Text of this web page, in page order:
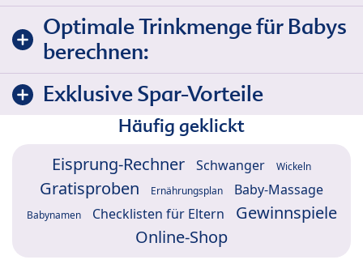
Optimale Trinkmenge für Babys
berechnen:
Exklusive Spar-Vorteile
Häufig geklickt
Eisprung-Rechner Schwanger Wickeln
Gratisproben Ernährungsplan Baby-Massage
Babynamen Checklisten für Eltern
Gewinnspiele
Online-Shop